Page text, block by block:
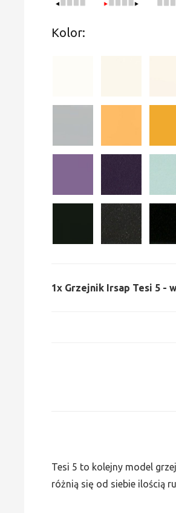
Kolor:
1x Grzejnik Irsap Tesi 5 -
Tesi 5 to kolejny model
różnią się od siebie ilością